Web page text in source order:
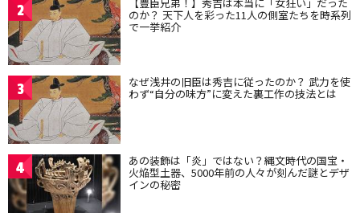
2 のか？ 天下人を彩った11人の側室たちを時系列
で一挙紹介
3 なぜ浅井の旧臣は秀吉に従ったのか？ 武力を使
わず“自分の味方”に変えた裏工作の技法とは
4 あの装飾は「炎」ではない？縄文時代の国宝・
火焔型土器、5000年前の人々が刻んだ謎とデザ
インの秘密